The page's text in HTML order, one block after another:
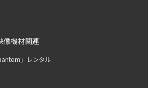
像機材関連
」レンタル